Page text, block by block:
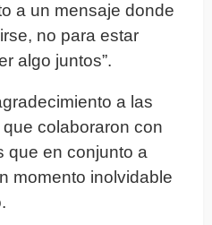
a un mensaje donde
no para estar
algo juntos”.
a las
colaboraron con
que en conjunto a
momento inolvidable